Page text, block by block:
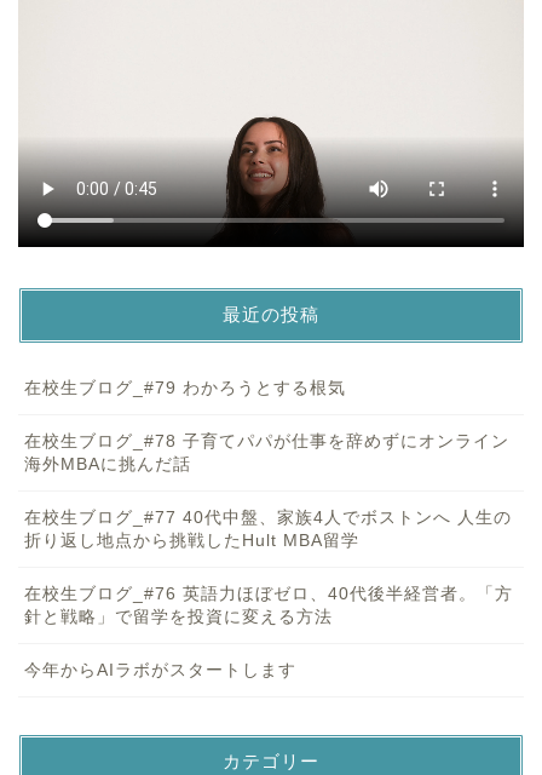
最近の投稿
在校生ブログ_#79 わかろうとする根気
在校生ブログ_#78 子育てパパが仕事を辞めずにオンライン
海外MBAに挑んだ話
在校生ブログ_#77 40代中盤、家族4人でボストンへ 人生の
折り返し地点から挑戦したHult MBA留学
在校生ブログ_#76 英語力ほぼゼロ、40代後半経営者。「方
針と戦略」で留学を投資に変える方法
今年からAIラボがスタートします
カテゴリー